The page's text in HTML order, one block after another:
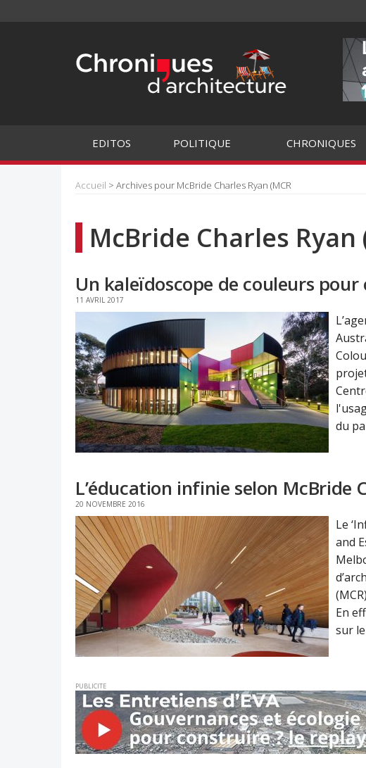
EDITOS POLITIQUE CHRONIQUES
Accueil > Archives pour McBride Charles Ryan (MCR
McBride Charles Ryan
Un kaleïdoscope de couleurs
11 AVRIL 2017
du
L’éducation infinie selon McBride
20 NOVEMBRE 2016
Le
and
En
sur le
PUBLICITE